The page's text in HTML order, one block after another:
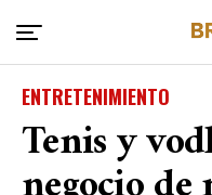
ENTRETENIMIENTO
Tenis y